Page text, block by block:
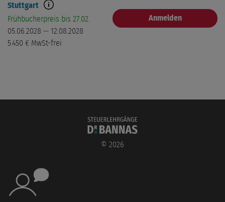
Stuttgart
Frühbucherpreis bis 27.02.
05.06.2028 — 12.08.2028
5.450 € MwSt-frei
Anmelden
© 2026